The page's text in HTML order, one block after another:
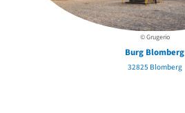
© Grugerio
Burg Blomberg
32825 Blomberg